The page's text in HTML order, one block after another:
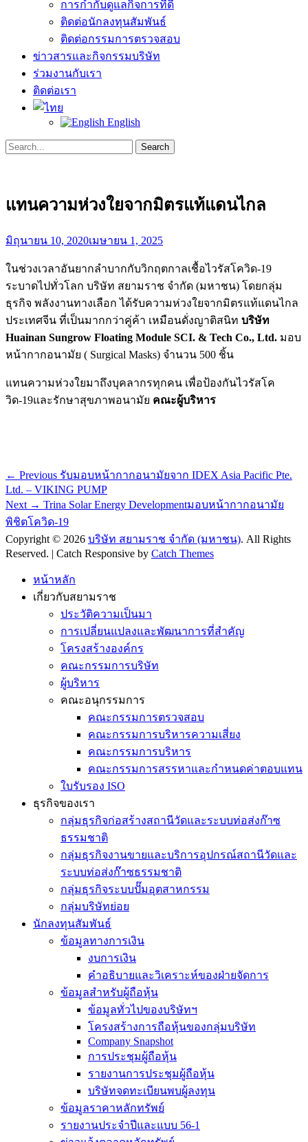
การกำกับดูแลกิจการที่ดี
ติดต่อนักลงทุนสัมพันธ์
ติดต่อกรรมการตรวจสอบ
ข่าวสารและกิจกรรมบริษัท
ร่วมงานกับเรา
ติดต่อเรา
English
Search
Search
for:
แทนความห่วงใยจากมิตรแท้แดนไกล
Posted
on
มิถุนายน 10, 2020เมษายน 1, 2025
ในช่วงเวลาอันยากลำบากกับวิกฤตกาลเชื้อไวรัสโควิด-19
ระบาดไปทั่วโลก บริษัท สยามราช จำกัด (มหาชน) โดยกลุ่ม
ธุรกิจ พลังงานทางเลือก ได้รับความห่วงใยจากมิตรแท้แดนไกล
ประเทศจีน ที่เป็นมากกว่าคู่ค้า เหมือนดั่งญาติสนิท บริษัท
Huainan Sungrow Floating Module SCI. & Tech Co., Ltd. มอบ
หน้ากากอนามัย ( Surgical Masks) จำนวน 500 ชิ้น
แทนความห่วงใยมาถึงบุคลากรทุกคน เพื่อป้องกันไวรัสโค
วิด-19และรักษาสุขภาพอนามัย คณะผู้บริหาร
Post
navigation
← Previous Previous
post:
รับมอบหน้ากากอนามัยจาก IDEX Asia Pacific Pte.
Ltd. – VIKING PUMP
Next → Next
post:
Trina Solar Energy Developmentมอบหน้ากากอนามัย
พิชิตโควิด-19
Copyright © 2026 บริษัท สยามราช จำกัด (มหาชน). All Rights
Reserved. | Catch Responsive by Catch Themes
หน้าหลัก
เกี่ยวกับสยามราช
ประวัติความเป็นมา
การเปลี่ยนแปลงและพัฒนาการที่สำคัญ
โครงสร้างองค์กร
คณะกรรมการบริษัท
ผู้บริหาร
คณะอนุกรรมการ
คณะกรรมการตรวจสอบ
คณะกรรมการบริหารความเสี่ยง
คณะกรรมการบริหาร
คณะกรรมการสรรหาและกำหนดค่าตอบแทน
ใบรับรอง ISO
ธุรกิจของเรา
กลุ่มธุรกิจก่อสร้างสถานีวัดและระบบท่อส่งก๊าซ
ธรรมชาติ
กลุ่มธุรกิจงานขายและบริการอุปกรณ์สถานีวัดและ
ระบบท่อส่งก๊าซธรรมชาติ
กลุ่มธุรกิจระบบปั๊มอุตสาหกรรม
กลุ่มบริษัทย่อย
นักลงทุนสัมพันธ์
ข้อมูลทางการเงิน
งบการเงิน
คำอธิบายและวิเคราะห์ของฝ่ายจัดการ
ข้อมูลสำหรับผู้ถือหุ้น
ข้อมูลทั่วไปของบริษัทฯ
โครงสร้างการถือหุ้นของกลุ่มบริษัท
Company Snapshot
การประชุมผู้ถือหุ้น
รายงานการประชุมผู้ถือหุ้น
บริษัทจดทะเบียนพบผู้ลงทุน
ข้อมูลราคาหลักทรัพย์
รายงานประจำปีและแบบ 56-1